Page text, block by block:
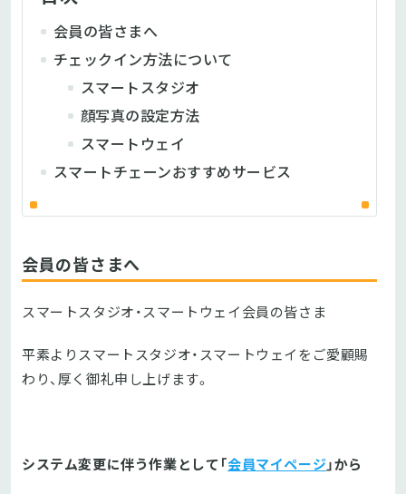
会員の皆さまへ
チェックイン方法について
スマートスタジオ
顔写真の設定方法
スマートウェイ
スマートチェーンおすすめサービス
会員の皆さまへ
スマートスタジオ・スマートウェイ会員の皆さま
平素よりスマートスタジオ・スマートウェイをご愛顧賜
わり、厚く御礼申し上げます。
システム変更に伴う作業として 「会員マイページ」から